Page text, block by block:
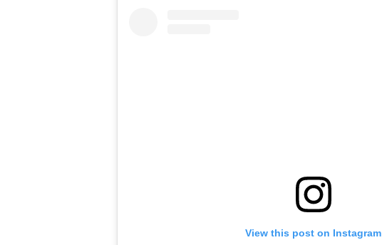
View this post on Instagram